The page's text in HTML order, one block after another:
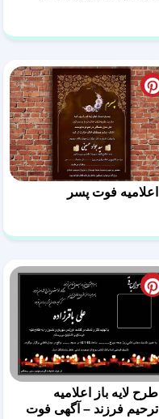
اعلامیه فوت پسر
طرح لایه باز اعلامیه
ترحیم فرزند – آگهی فوت